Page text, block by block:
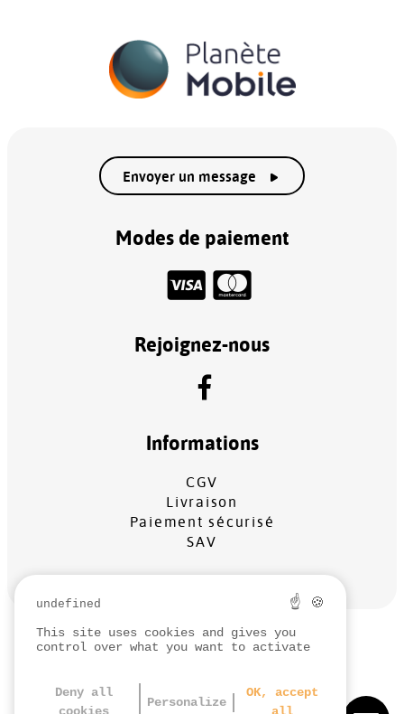
Envoyer un message
Modes de paiement
Rejoignez-nous
Informations
CGV
Livraison
Paiement sécurisé
SAV
MENTIONS LÉGALES
PROTECTION DES DONNÉES
undefined ☝ 🍪
This site uses cookies and gives you
control over what you want to activate
Deny all
Personalize
OK, accept